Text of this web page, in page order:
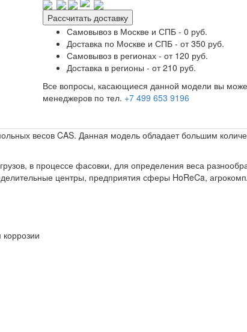
Рассчитать доставку
Самовывоз в Москве и СПБ - 0 руб.
Доставка по Москве и СПБ - от 350 руб.
Самовывоз в регионах - от 120 руб.
Доставка в регионы - от 210 руб.
Все вопросы, касающиеся данной модели вы
менеджеров по тел. +7 499 653 9196
весов CAS. Данная модель обладает большим
в процессе фасовки, для определения веса
центры, предприятия сферы HoReCa,